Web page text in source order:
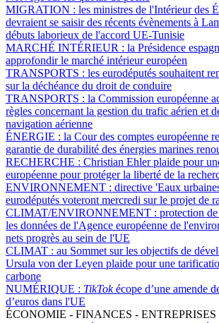
MIGRATION : les ministres de l'Intérieur des
devraient se saisir des récents évènements à
débuts laborieux de l'accord UE-Tunisie
MARCHÉ INTÉRIEUR : la Présidence
approfondir le marché intérieur européen
TRANSPORTS : les eurodéputés souhaitent
sur la déchéance du droit de conduire
TRANSPORTS : la Commission européenne
règles concernant la gestion du trafic aérien et
navigation aérienne
ÉNERGIE : la Cour des comptes européenne
garantie de durabilité des énergies marines
RECHERCHE : Christian Ehler plaide pour
européenne pour protéger la liberté de la
ENVIRONNEMENT : directive 'Eaux
eurodéputés voteront mercredi sur le projet de
CLIMAT/ENVIRONNEMENT : protection
les données de l'Agence européenne de
nets progrès au sein de l'UE
CLIMAT : au Sommet sur les objectifs de
Ursula von der Leyen plaide pour une
carbone
NUMÉRIQUE : TikTokécope d’une amende
d’euros dans l'UE
ÉCONOMIE - FINANCES - ENTREPRISES